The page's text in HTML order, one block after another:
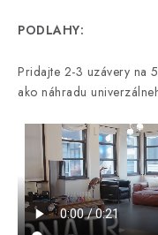
PODLAHY:
Pridajte 2-3 uzávery na
ako náhradu